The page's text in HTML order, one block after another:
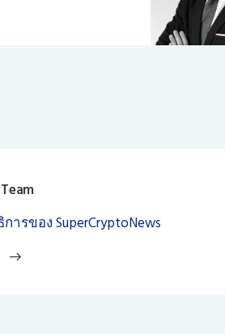
รของ SuperCryptoNews